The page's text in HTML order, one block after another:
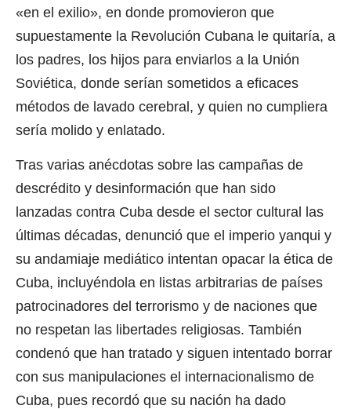
«en el exilio», en donde promovieron que
supuestamente la Revolución Cubana le quitaría, a
los padres, los hijos para enviarlos a la Unión
Soviética, donde serían sometidos a eficaces
métodos de lavado cerebral, y quien no cumpliera
sería molido y enlatado.
Tras varias anécdotas sobre las campañas de
descrédito y desinformación que han sido
lanzadas contra Cuba desde el sector cultural las
últimas décadas, denunció que el imperio yanqui y
su andamiaje mediático intentan opacar la ética de
Cuba, incluyéndola en listas arbitrarias de países
patrocinadores del terrorismo y de naciones que
no respetan las libertades religiosas. También
condenó que han tratado y siguen intentado borrar
con sus manipulaciones el internacionalismo de
Cuba, pues recordó que su nación ha dado